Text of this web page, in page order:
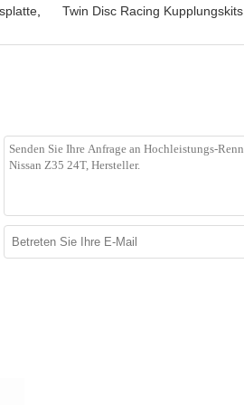
Twin Disc Racing Kupplungskits